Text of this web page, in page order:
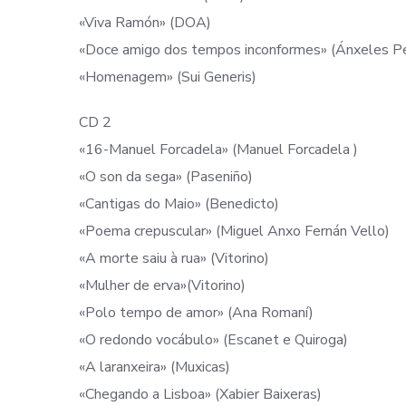
«Viva Ramón» (DOA)
«Doce amigo dos tempos inconformes» (Ánxeles
«Homenagem» (Sui Generis)
CD 2
«16-Manuel Forcadela» (Manuel Forcadela )
«O son da sega» (Paseniño)
«Cantigas do Maio» (Benedicto)
«Poema crepuscular» (Miguel Anxo Fernán Vello)
«A morte saiu à rua» (Vitorino)
«Mulher de erva»(Vitorino)
«Polo tempo de amor» (Ana Romaní)
«O redondo vocábulo» (Escanet e Quiroga)
«A laranxeira» (Muxicas)
«Chegando a Lisboa» (Xabier Baixeras)